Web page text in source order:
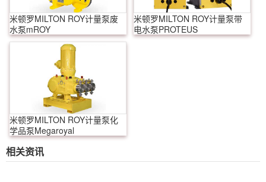
米顿罗MILTON ROY计量泵废
水泵mROY
米顿罗MILTON ROY计量泵带
电水泵PROTEUS
米顿罗MILTON ROY计量泵化
学品泵Megaroyal
相关资讯